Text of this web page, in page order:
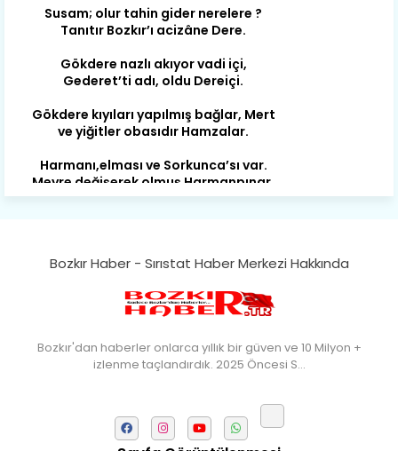
Gökdere nazlı akıyor vadi içi,
Gederet’ti adı, oldu Dereiçi.
Gökdere kıyıları yapılmış bağlar, Mert
ve yiğitler obasıdır Hamzalar.
Harmanı,elması ve Sorkunca’sı var.
Meyre değişerek olmuş Harmanpınar.
Büyük yerdir, mahalleleri Aydınlık, Tarih
eserleri şahane Hisarlık.
Çarşamba’nın koynunda tarih çok
Sorkun.
Mazimdeki ismi şanla taşır Söğüt.
Ortaoluk çeşmenden su içen kanar,
Bozkır Haber - Sırıstat Haber Merkezi Hakkında
Bozkır'dan haberler onlarca yıllık bir güven ve 10 Milyon +
izlenme taçlandırdık. 2025 Öncesi S…